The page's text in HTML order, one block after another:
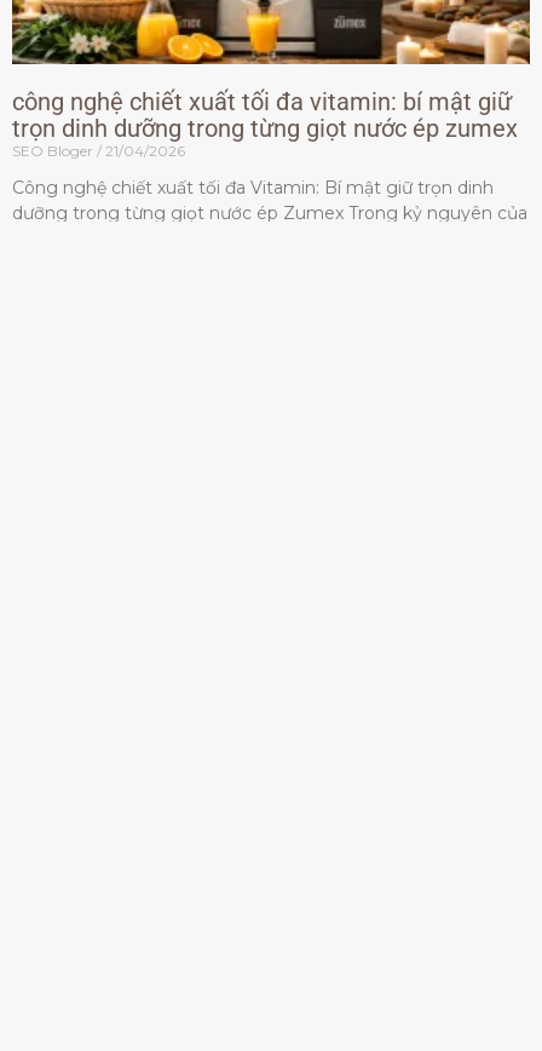
công nghệ chiết xuất tối đa vitamin: bí mật giữ
trọn dinh dưỡng trong từng giọt nước ép zumex
SEO Bloger 21/04/2026
Công nghệ chiết xuất tối đa Vitamin: Bí mật giữ trọn dinh
dưỡng trong từng giọt nước ép Zumex Trong kỷ nguyên của